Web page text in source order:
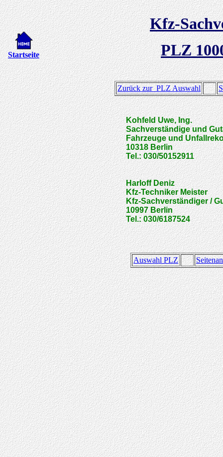
Startseite
Kfz-
PLZ
Zurück zur PLZ Auswahl
Kohfeld Uwe, Ing.
Sachverständige und
Fahrzeuge und
10318 Berlin
Tel.: 030/50152911
Harloff Deniz
Kfz-Techniker Meister
Kfz-Sachverständiger /
10997 Berlin
Tel.: 030/6187524
Auswahl PLZ